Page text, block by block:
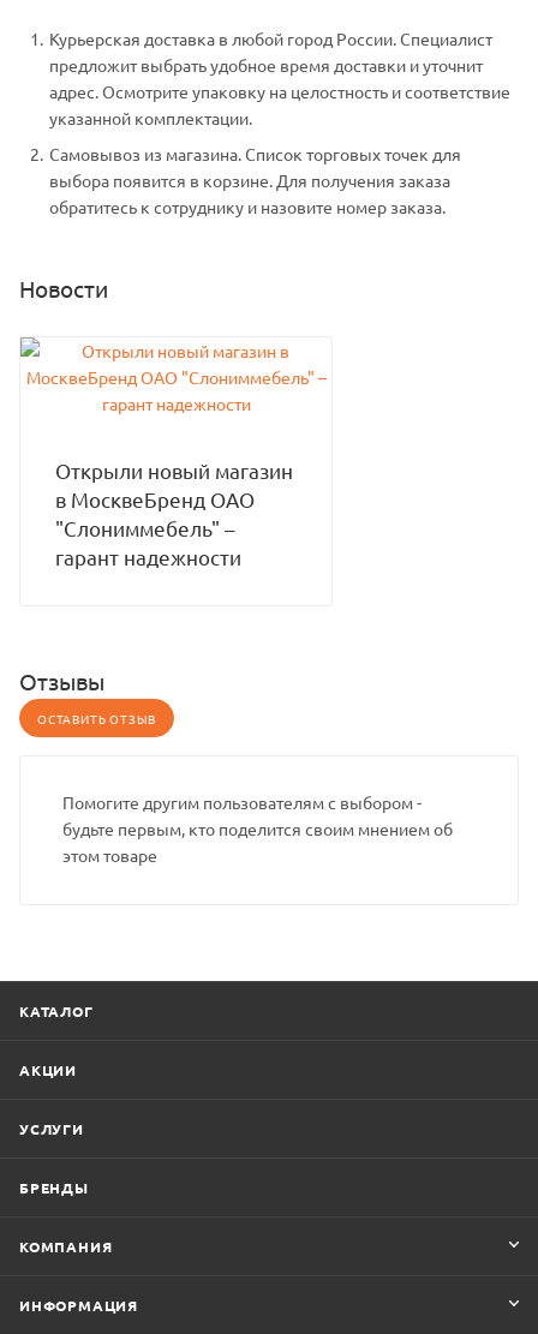
Курьерская доставка в любой город России. Специалист
предложит выбрать удобное время доставки и уточнит
адрес. Осмотрите упаковку на целостность и соответствие
указанной комплектации.
Самовывоз из магазина. Список торговых точек для
выбора появится в корзине. Для получения заказа
обратитесь к сотруднику и назовите номер заказа.
Новости
Открыли новый магазин
в МосквеБренд ОАО
"Слониммебель" –
гарант надежности
Отзывы
ОСТАВИТЬ ОТЗЫВ
Помогите другим пользователям с выбором -
будьте первым, кто поделится своим мнением об
этом товаре
КАТАЛОГ
АКЦИИ
УСЛУГИ
БРЕНДЫ
КОМПАНИЯ
ИНФОРМАЦИЯ